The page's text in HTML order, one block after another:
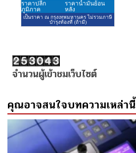
จำนวนผู้เข้าชมเว็บไซต์
คุณอาจสนใจบทความเหล่านี้